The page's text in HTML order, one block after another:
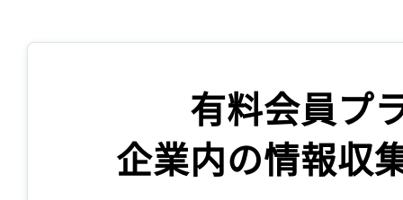
有料会員プ
企業内の情報収